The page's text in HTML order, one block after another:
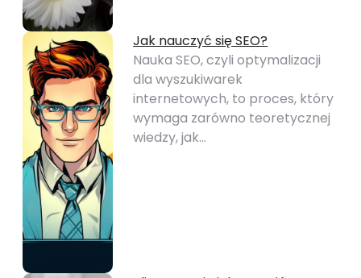
Jak nauczyć się SEO?
Nauka SEO, czyli optymalizacji
dla wyszukiwarek
internetowych, to proces, który
wymaga zarówno teoretycznej
wiedzy, jak…